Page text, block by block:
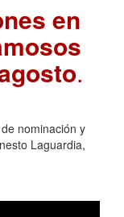
en
.
nominación y
Laguardia,